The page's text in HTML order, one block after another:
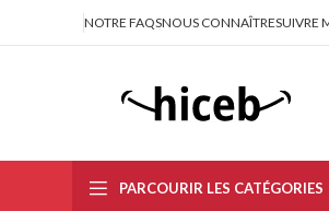
NOTRE FAQSNOUS CONNAÎTRESUIVRE
PARCOURIR LES CATÉGORIES